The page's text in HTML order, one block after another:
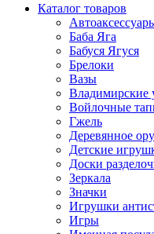
Каталог товаров
Баба Яга
Бабуся Ягуся
Брелоки
Вазы
Владимирские
Войлочные
Гжель
Деревянное
Детские
Доски
Зеркала
Значки
Игрушки
Игры